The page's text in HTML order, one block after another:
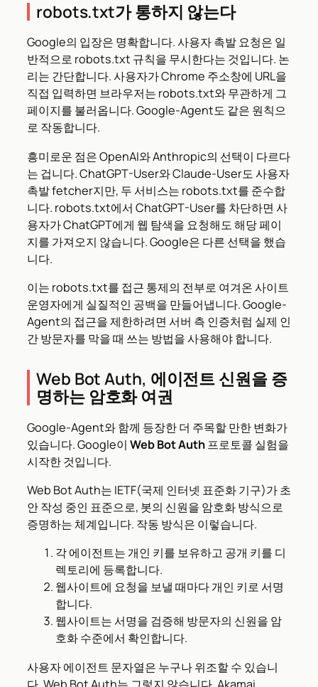
robots.txt가 통하지 않는다
Google의 입장은 명확합니다. 사용자 촉발 요청은 일
반적으로 robots.txt 규칙을 무시한다는 것입니다. 논
리는 간단합니다. 사용자가 Chrome 주소창에 URL을
직접 입력하면 브라우저는 robots.txt와 무관하게 그
페이지를 불러옵니다. Google-Agent도 같은 원칙으
로 작동합니다.
흥미로운 점은 OpenAI와 Anthropic의 선택이 다르다
는 겁니다. ChatGPT-User와 Claude-User도 사용자
촉발 fetcher지만, 두 서비스는 robots.txt를 준수합
니다. robots.txt에서 ChatGPT-User를 차단하면 사
용자가 ChatGPT에게 웹 탐색을 요청해도 해당 페이
지를 가져오지 않습니다. Google은 다른 선택을 했습
니다.
이는 robots.txt를 접근 통제의 전부로 여겨온 사이트
운영자에게 실질적인 공백을 만들어냅니다. Google-
Agent의 접근을 제한하려면 서버 측 인증처럼 실제 인
간 방문자를 막을 때 쓰는 방법을 사용해야 합니다.
Web Bot Auth, 에이전트 신원을 증
명하는 암호화 여권
Google-Agent와 함께 등장한 더 주목할 만한 변화가
있습니다. Google이 Web Bot Auth프로토콜 실험을
시작한 것입니다.
Web Bot Auth는 IETF(국제 인터넷 표준화 기구)가 초
안 작성 중인 표준으로, 봇의 신원을 암호화 방식으로
증명하는 체계입니다. 작동 방식은 이렇습니다.
각 에이전트는 개인 키를 보유하고 공개 키를 디
렉토리에 등록합니다.
웹사이트에 요청을 보낼 때마다 개인 키로 서명
합니다.
웹사이트는 서명을 검증해 방문자의 신원을 암
호화 수준에서 확인합니다.
사용자 에이전트 문자열은 누구나 위조할 수 있습니
다. Web Bot Auth는 그렇지 않습니다. Akamai,